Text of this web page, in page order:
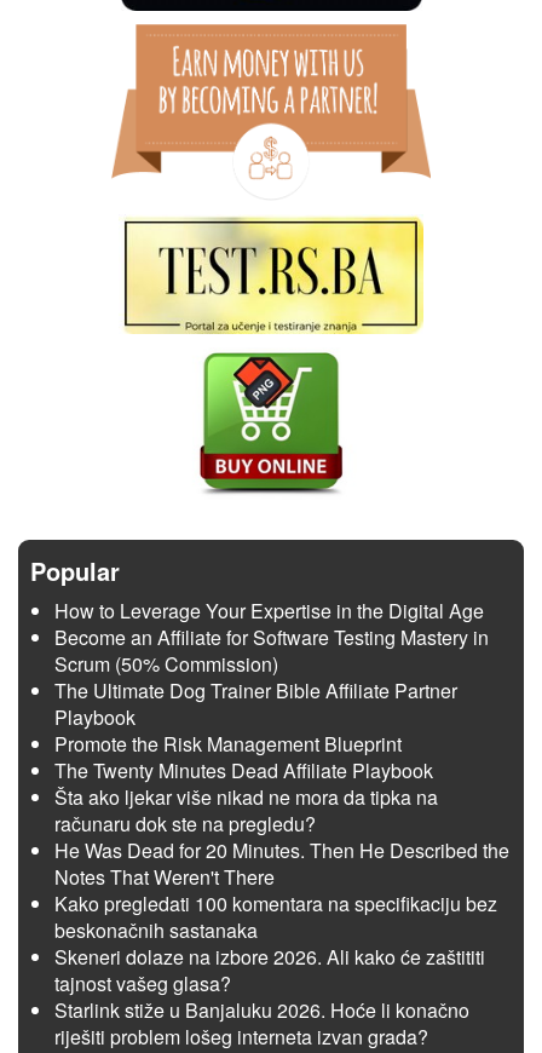
Popular
How to Leverage Your Expertise in the Digital Age
Become an Affiliate for Software Testing Mastery in
Scrum (50% Commission)
The Ultimate Dog Trainer Bible Affiliate Partner
Playbook
Promote the Risk Management Blueprint
The Twenty Minutes Dead Affiliate Playbook
Šta ako ljekar više nikad ne mora da tipka na
računaru dok ste na pregledu?
He Was Dead for 20 Minutes. Then He Described the
Notes That Weren't There
Kako pregledati 100 komentara na specifikaciju bez
beskonačnih sastanaka
Skeneri dolaze na izbore 2026. Ali kako će zaštititi
tajnost vašeg glasa?
Starlink stiže u Banjaluku 2026. Hoće li konačno
riješiti problem lošeg interneta izvan grada?